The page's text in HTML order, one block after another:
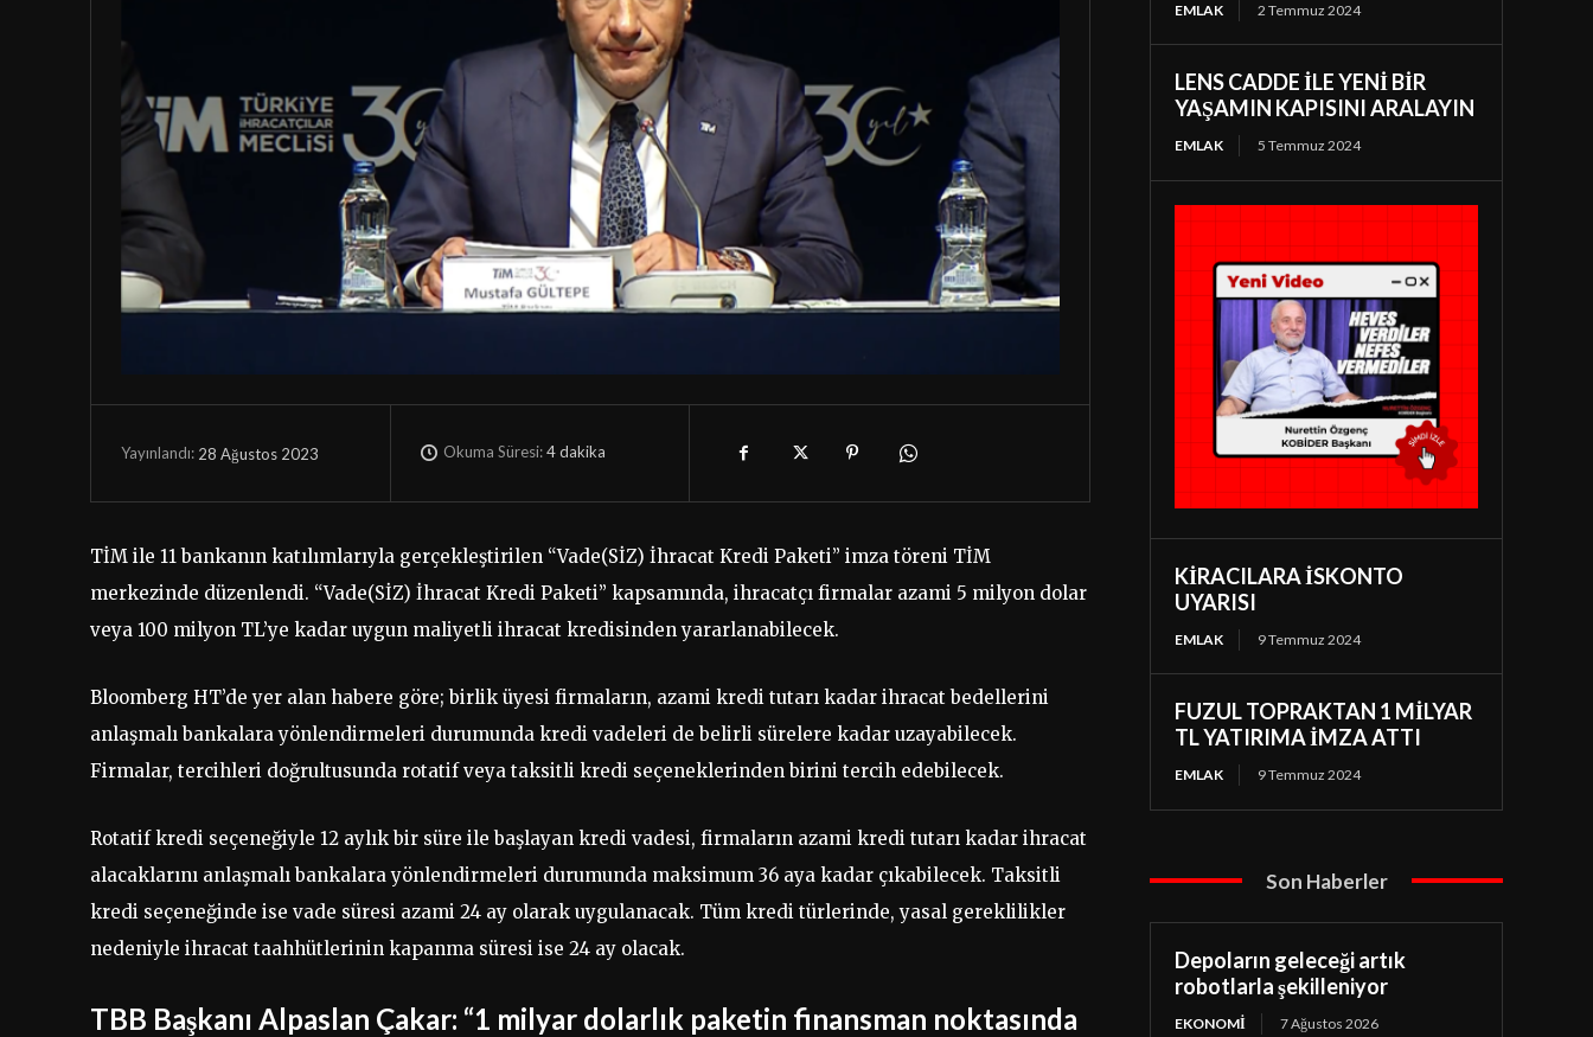
Yayınlandı: 28 Ağustos 2023 Okuma Süresi:4dakika
TİM ile 11 bankanın katılımlarıyla gerçekleştirilen “Vade(SİZ) İhracat Kredi Paketi” imza töreni TİM
merkezinde düzenlendi. “Vade(SİZ) İhracat Kredi Paketi” kapsamında, ihracatçı firmalar azami 5 milyon dolar
veya 100 milyon TL’ye kadar uygun maliyetli ihracat kredisinden yararlanabilecek.
Bloomberg HT’de yer alan habere göre; birlik üyesi firmaların, azami kredi tutarı kadar ihracat bedellerini
anlaşmalı bankalara yönlendirmeleri durumunda kredi vadeleri de belirli sürelere kadar uzayabilecek.
Firmalar, tercihleri doğrultusunda rotatif veya taksitli kredi seçeneklerinden birini tercih edebilecek.
Rotatif kredi seçeneğiyle 12 aylık bir süre ile başlayan kredi vadesi, firmaların azami kredi tutarı kadar ihracat
alacaklarını anlaşmalı bankalara yönlendirmeleri durumunda maksimum 36 aya kadar çıkabilecek. Taksitli
kredi seçeneğinde ise vade süresi azami 24 ay olarak uygulanacak. Tüm kredi türlerinde, yasal gereklilikler
nedeniyle ihracat taahhütlerinin kapanma süresi ise 24 ay olacak.
TBB Başkanı Alpaslan Çakar: “1 milyar dolarlık paketin finansman noktasında
EMLAK 2 Temmuz 2024
LENS CADDE İLE YENİ BİR
YAŞAMIN KAPISINI ARALAYIN
EMLAK 5 Temmuz 2024
KİRACILARA İSKONTO
UYARISI
EMLAK 9 Temmuz 2024
FUZUL TOPRAKTAN 1 MİLYAR
TL YATIRIMA İMZA ATTI
EMLAK 9 Temmuz 2024
Son Haberler
Depoların geleceği artık
robotlarla şekilleniyor
EKONOMI 7 Ağustos 2026